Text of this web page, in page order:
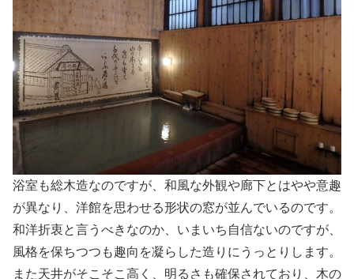
浴室も総木造なのですが、和風な外観や廊下とはやや意趣
が異なり、洋館を思わせる形状の窓が並んでいるのです。
和洋折衷と言うべきなのか、いまいち自信ないのですが、
風格を保ちつつも趣向を凝らした造りにうっとりします。
また天井がそこそこ高く、明るさも確保されており、木の